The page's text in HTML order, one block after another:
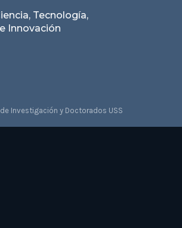
Tecnología,
Innovación
Investigación y Doctorados USS